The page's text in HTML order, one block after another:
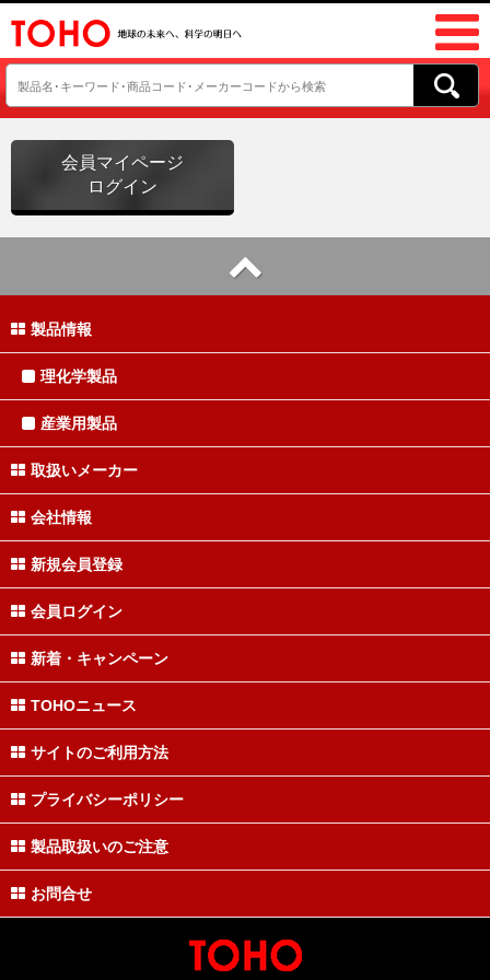
会員マイページ
ログイン
製品情報
理化学製品
産業用製品
取扱いメーカー
会社情報
新規会員登録
会員ログイン
新着・キャンペーン
TOHOニュース
サイトのご利用方法
プライバシーポリシー
製品取扱いのご注意
お問合せ